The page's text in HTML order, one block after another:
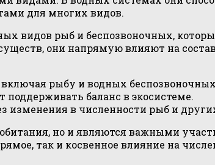
для многих видов.
видов рыб и беспозвоночных,
они напрямую влияют на
рыбу и водных
баланс в экосистеме.
изменения в численности рыб и
но и являются важными
так и косвенное влияние на